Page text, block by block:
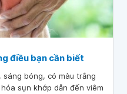
điều bạn cần biết
sáng bóng, có màu trắng
sụn khớp dẫn đến viêm